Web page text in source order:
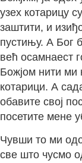
узех котарицу
заштити, и
пустињу. А Бог
већ осамнаест
Божјом нити ми
котарици. А
обавите свој
посетите мене
Чувши то ми
све што чусмо